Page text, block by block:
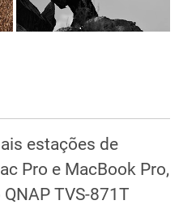
estações de
Pro e MacBook Pro,
TVS-871T